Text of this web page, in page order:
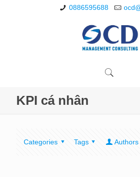
0886595688
KPI cá nhân
Categories Tags Authors